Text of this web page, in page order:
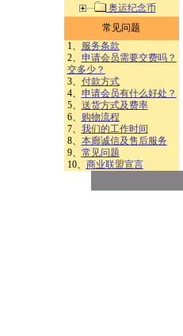
奥运纪念币
常见问题
1、
服务条款
2、 申请会员需要交费吗？
交多少？
3、 付款方式
4、 申请会员有什么好处？
5、 送货方式及费率
6、
购物流程
7、 我们的工作时间
8、 本廊诚信及售后服务
9、 常见问题
10、 商业联盟宣言